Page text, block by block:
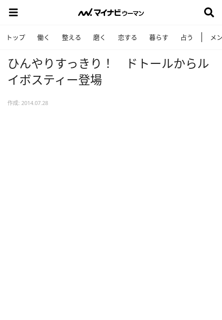
トップ 働く 整える 磨く 恋する 暮らす 占う メ
ひんやりすっきり！ ドトールからル
イボスティー登場
作成: 2014.07.28